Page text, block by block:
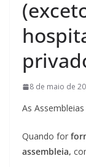
8 de maio de
As
Quando for
assembleia,